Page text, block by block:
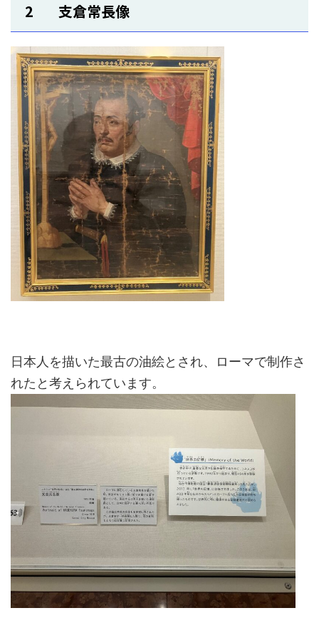
2 支倉常長像
日本人を描いた最古の油絵とされ、ローマで制作さ
れたと考えられています。